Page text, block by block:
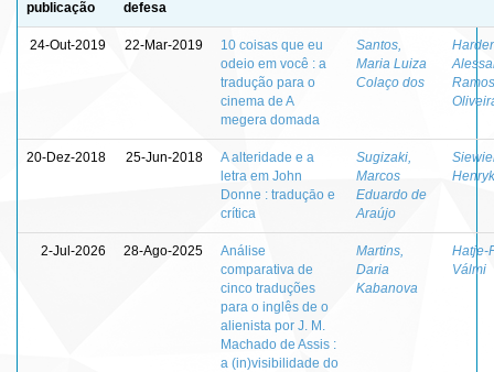
publicação
defesa
24-Out-2019 22-Mar-2019
10 coisas que eu
odeio em você : a
tradução para o
cinema de A
megera domada
Santos,
Maria Luiza
Colaço dos
20-Dez-2018 25-Jun-2018
A alteridade e a
letra em John
Donne : traduçāo e
crítica
Sugizaki,
Marcos
Eduardo de
Araújo
Henryk
2-Jul-2026 28-Ago-2025
Análise
comparativa de
cinco traduções
para o inglês de o
alienista por J. M.
Machado de Assis :
a (in)visibilidade do
Martins,
Daria
Kabanova
Hatje-
Válmi